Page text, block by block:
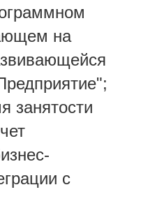
на
занятости
с